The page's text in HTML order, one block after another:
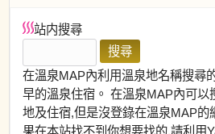
站内搜尋
在溫泉MAP內利用溫泉地名稱搜尋
早的溫泉住宿。 在溫泉MAP內可以
地及住宿,但是沒登錄在溫泉MAP的
果在本站找不到你想要找的,請利用